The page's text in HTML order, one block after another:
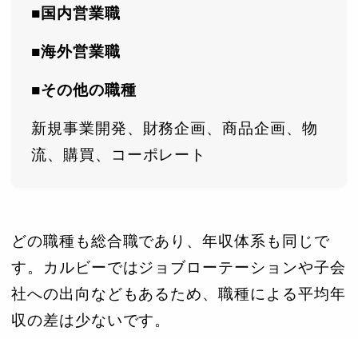
■国内営業職
■海外営業職
■その他の職種
新規事業開発、財務企画、商品企画、物
流、購買、コーポレート
どの職種も総合職であり、年収体系も同じで
す。カルビーではジョブローテーションや子会
社への出向などもあるため、職種による平均年
収の差は少ないです。